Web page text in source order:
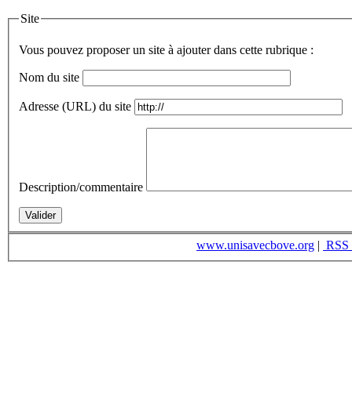
Site
Vous pouvez proposer un site à ajouter dans cette rubrique :
Nom du site
Adresse (URL) du site
Description/commentaire
www.unisavecbove.org | RSS